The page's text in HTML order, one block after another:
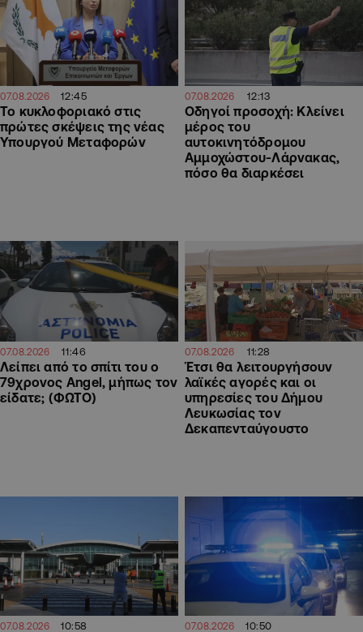
07.08.2026 12:45
Το κυκλοφοριακό στις
πρώτες σκέψεις της νέας
Υπουργού Μεταφορών
07.08.2026 12:13
Οδηγοί προσοχή: Κλείνει
μέρος του
αυτοκινητόδρομου
Αμμοχώστου-Λάρνακας,
πόσο θα διαρκέσει
07.08.2026 11:46
Λείπει από το σπίτι του ο
79χρονος Angel, μήπως τον
είδατε; (ΦΩΤΟ)
07.08.2026 11:28
Έτσι θα λειτουργήσουν
λαϊκές αγορές και οι
υπηρεσίες του Δήμου
Λευκωσίας τον
Δεκαπενταύγουστο
07.08.2026 10:58 07.08.2026 10:50